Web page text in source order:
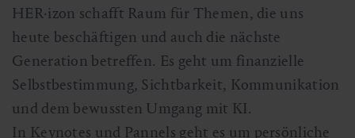
HER·izon schafft Raum für Themen, die uns
heute beschäftigen und auch die nächste
Generation betreffen. Es geht um finanzielle
Selbstbestimmung, Sichtbarkeit, Kommunikation
und dem bewussten Umgang mit KI.
In Keynotes und Pannels geht es um persönliche